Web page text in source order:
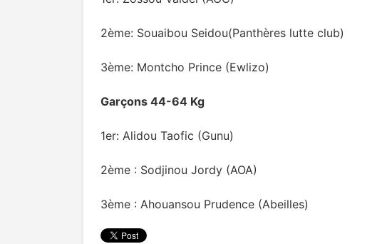
2ème: Souaibou Seidou(Panthères lutte club)
3ème: Montcho Prince (Ewlizo)
Garçons 44-64 Kg
1er: Alidou Taofic (Gunu)
2ème : Sodjinou Jordy (AOA)
3ème : Ahouansou Prudence (Abeilles)